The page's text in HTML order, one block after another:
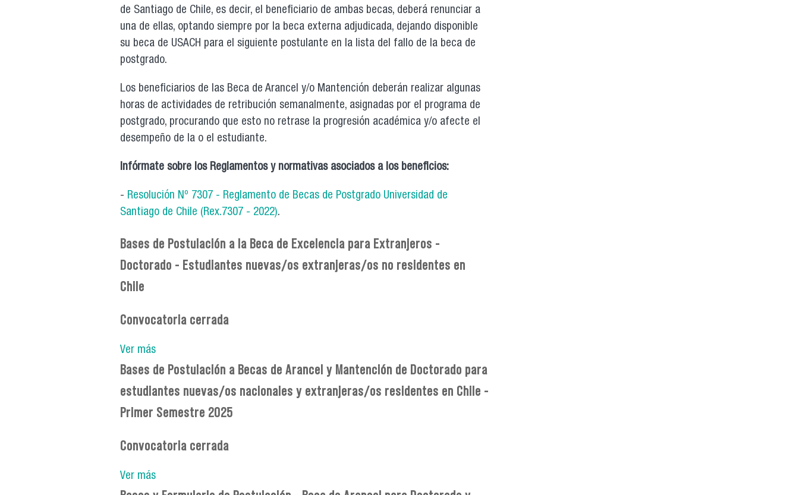
de Santiago de Chile, es decir, el beneficiario de ambas becas, deberá renunciar a
una de ellas, optando siempre por la beca externa adjudicada, dejando disponible
su beca de USACH para el siguiente postulante en la lista del fallo de la beca de
postgrado.
Los beneficiarios de las Beca de Arancel y/o Mantención deberán realizar algunas
horas de actividades de retribución semanalmente, asignadas por el programa de
postgrado, procurando que esto no retrase la progresión académica y/o afecte el
desempeño de la o el estudiante.
Infórmate sobre los Reglamentos y normativas asociados a los beneficios:
- Resolución Nº 7307 - Reglamento de Becas de Postgrado Universidad de
Santiago de Chile (Rex.7307 - 2022).
Bases de Postulación a la Beca de Excelencia para Extranjeros -
Doctorado - Estudiantes nuevas/os extranjeras/os no residentes en
Chile
Convocatoria cerrada
Ver más
Bases de Postulación a Becas de Arancel y Mantención de Doctorado para
estudiantes nuevas/os nacionales y extranjeras/os residentes en Chile -
Primer Semestre 2025
Convocatoria cerrada
Ver más